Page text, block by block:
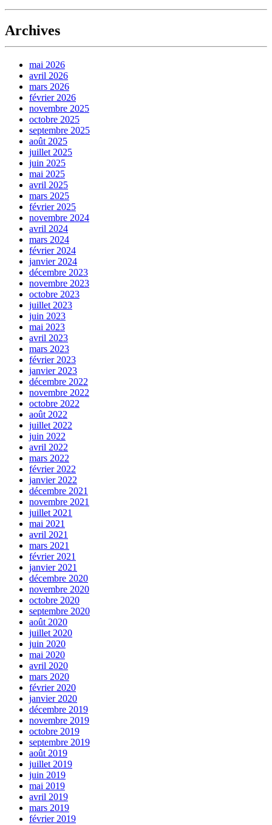
Archives
mai 2026
avril 2026
mars 2026
février 2026
novembre 2025
octobre 2025
septembre 2025
août 2025
juillet 2025
juin 2025
mai 2025
avril 2025
mars 2025
février 2025
novembre 2024
avril 2024
mars 2024
février 2024
janvier 2024
décembre 2023
novembre 2023
octobre 2023
juillet 2023
juin 2023
mai 2023
avril 2023
mars 2023
février 2023
janvier 2023
décembre 2022
novembre 2022
octobre 2022
août 2022
juillet 2022
juin 2022
avril 2022
mars 2022
février 2022
janvier 2022
décembre 2021
novembre 2021
juillet 2021
mai 2021
avril 2021
mars 2021
février 2021
janvier 2021
décembre 2020
novembre 2020
octobre 2020
septembre 2020
août 2020
juillet 2020
juin 2020
mai 2020
avril 2020
mars 2020
février 2020
janvier 2020
décembre 2019
novembre 2019
octobre 2019
septembre 2019
août 2019
juillet 2019
juin 2019
mai 2019
avril 2019
mars 2019
février 2019